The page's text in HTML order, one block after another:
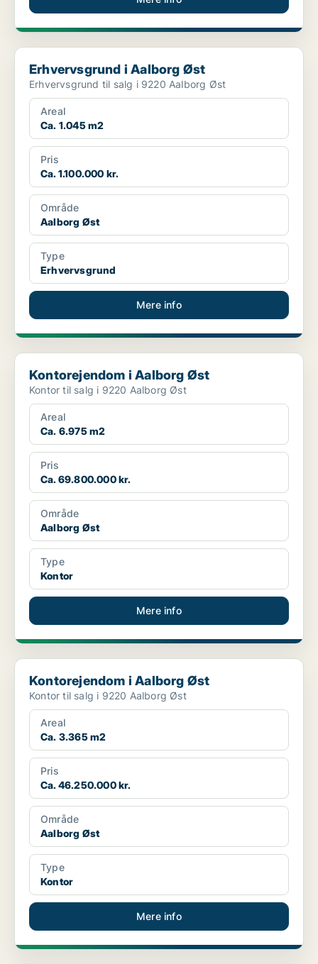
Erhvervsgrund i Aalborg Øst
Erhvervsgrund i Aalborg Øst
Erhvervsgrund til salg i 9220 Aalborg Øst
Areal
Ca. 1.045 m2
Pris
Ca. 1.100.000 kr.
Område
Aalborg Øst
Type
Erhvervsgrund
Mere info
Kontorejendom i Aalborg Øst
Kontorejendom i Aalborg Øst
Kontor til salg i 9220 Aalborg Øst
Areal
Ca. 6.975 m2
Pris
Ca. 69.800.000 kr.
Område
Aalborg Øst
Type
Kontor
Mere info
Kontorejendom i Aalborg Øst
Kontorejendom i Aalborg Øst
Kontor til salg i 9220 Aalborg Øst
Areal
Ca. 3.365 m2
Pris
Ca. 46.250.000 kr.
Område
Aalborg Øst
Type
Kontor
Mere info